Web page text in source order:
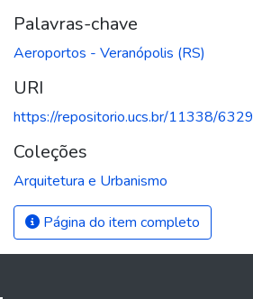
Palavras-chave
Aeroportos - Veranópolis (RS)
URI
https://repositorio.ucs.br/11338/6329
Coleções
Arquitetura e Urbanismo
Página do item completo